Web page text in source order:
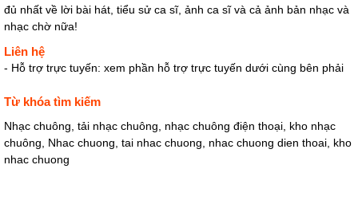
đủ nhất về lời bài hát, tiểu sử ca sĩ, ảnh ca sĩ và cả ảnh bản nhạc và
nhạc chờ nữa!
Liên hệ
- Hỗ trợ trực tuyến: xem phần hỗ trợ trực tuyến dưới cùng bên phải
Từ khóa tìm kiếm
Nhạc chuông, tải nhạc chuông, nhạc chuông điện thoại, kho nhạc
chuông, Nhac chuong, tai nhac chuong, nhac chuong dien thoai, kho
nhac chuong